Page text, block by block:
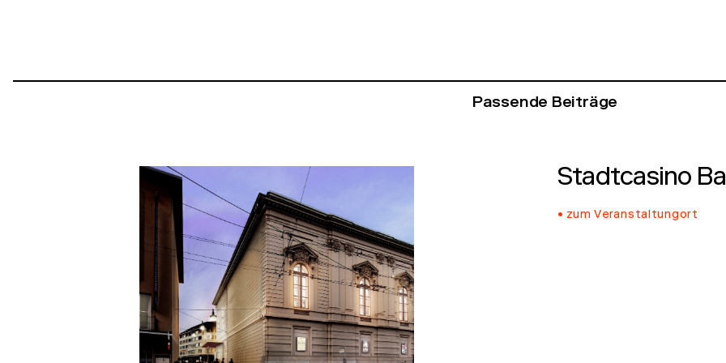
Passende Beiträge
Stadtcasino
zum Veranstaltungort